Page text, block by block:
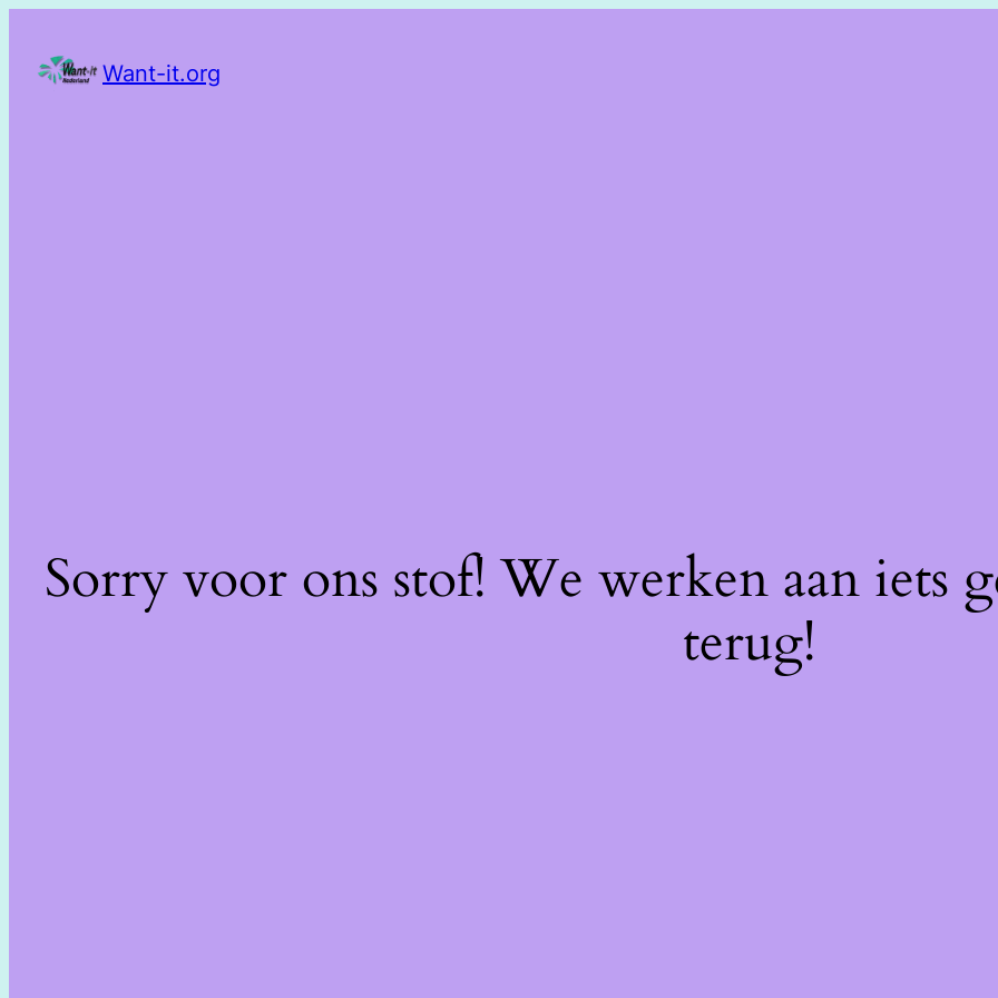
Want-it.org
Sorry voor ons stof! We werken aan iets
terug!